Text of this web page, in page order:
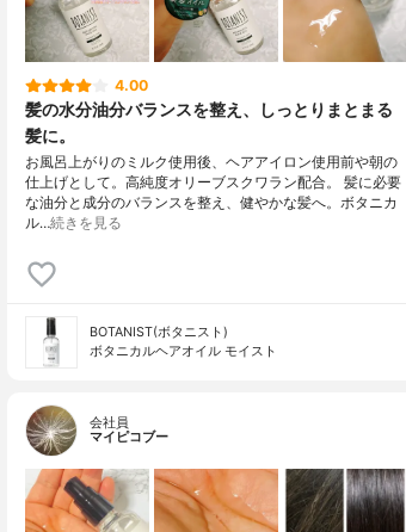
4.00
髪の水分油分バランスを整え、しっとりまとまる
髪に。
お風呂上がりのミルク使用後、ヘアアイロン使用前や朝の
仕上げとして。高純度オリーブスクワラン配合。 髪に必要
な油分と成分のバランスを整え、健やかな髪へ。ボタニカ
ル…続きを見る
BOTANIST(ボタニスト)
ボタニカルヘアオイル モイスト
会社員
マイピコブー